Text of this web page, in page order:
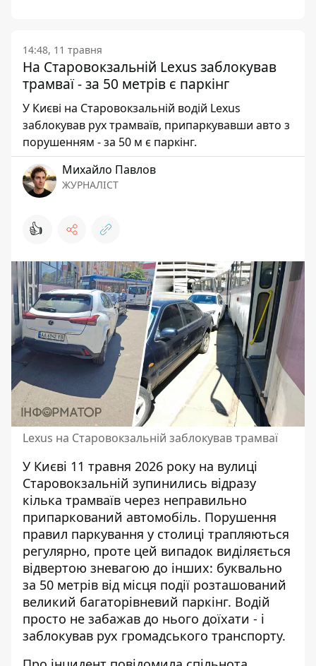
14:48, 11 травня
На Старовокзальній Lexus заблокував
трамваї - за 50 метрів є паркінг
У Києві на Старовокзальній водій Lexus
заблокував рух трамваїв, припаркувавши авто з
порушенням - за 50 м є паркінг.
Михайло Павлов
ЖУРНАЛІСТ
👍
Lexus на Старовокзальній заблокував трамваї
У Києві 11 травня 2026 року на вулиці
Старовокзальній зупинились відразу
кілька трамваїв через неправильно
припаркований автомобіль. Порушення
правил паркування у столиці трапляються
регулярно, проте цей випадок виділяється
відвертою зневагою до інших: буквально
за 50 метрів від місця події розташований
великий багаторівневий паркінг. Водій
просто не забажав до нього доїхати - і
заблокував рух громадського транспорту.